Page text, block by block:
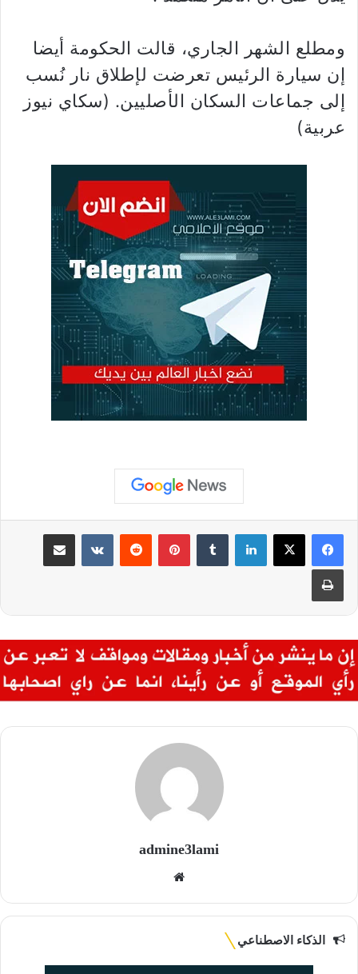
ومطلع الشهر الجاري، قالت الحكومة أيضا
إن سيارة الرئيس تعرضت لإطلاق نار نُسب
إلى جماعات السكان الأصليين. (سكاي نيوز
عربية)
لينكدإن بينتيريست مشاركة عبر البريد
طباعة
admine3lami
الذكاء الاصطناعي